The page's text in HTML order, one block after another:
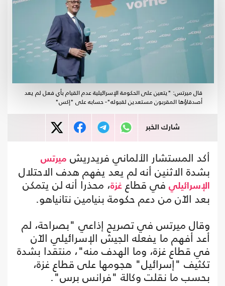
قال ميرتس: "يتعين على الحكومة الإسرائيلية عدم القيام بأي فعل لم يعد
أصدقاؤها المقربون مستعدين لقبوله"- حسابه على "إكس"
شارك الخبر
أكد المستشار الألماني فريدريش ميرتس
بشدة الاثنين أنه لم يعد يفهم هدف الاحتلال
الإسرائيلي في قطاع غزة، محذرا أنه لن يتمكن
بعد الآن من دعم حكومة بنيامين نتانياهو.
وقال ميرتس في تصريح إذاعي "بصراحة، لم
أعد أفهم ما يفعله الجيش الإسرائيلي الآن
في قطاع غزة، وما الهدف منه"، منتقدا بشدة
تكثيف "إسرائيل" هجومها على قطاع غزة،
بحسب ما نقلت وكالة "فرانس برس".